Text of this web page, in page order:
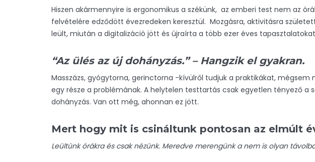
Hiszen akármennyire is ergonomikus a székünk, az emberi test nem az
felvételére edződött évezredeken keresztül. Mozgásra, aktivitásra
leült, miután a digitalizáció jött és újraírta a több ezer éves
“Az ülés az új dohányzás.” – Hangzik el gyakran.
Masszázs, gyógytorna, gerinctorna -kívülről tudjuk a praktikákat, mégsem
egy része a problémának. A helytelen testtartás csak egyetlen tényező a
dohányzás. Van ott még, ahonnan ez jött.
Mert hogy mit is csináltunk pontosan az elmúlt
Leültünk órákra és csak nézünk. Meredve merengünk a nem is olyan